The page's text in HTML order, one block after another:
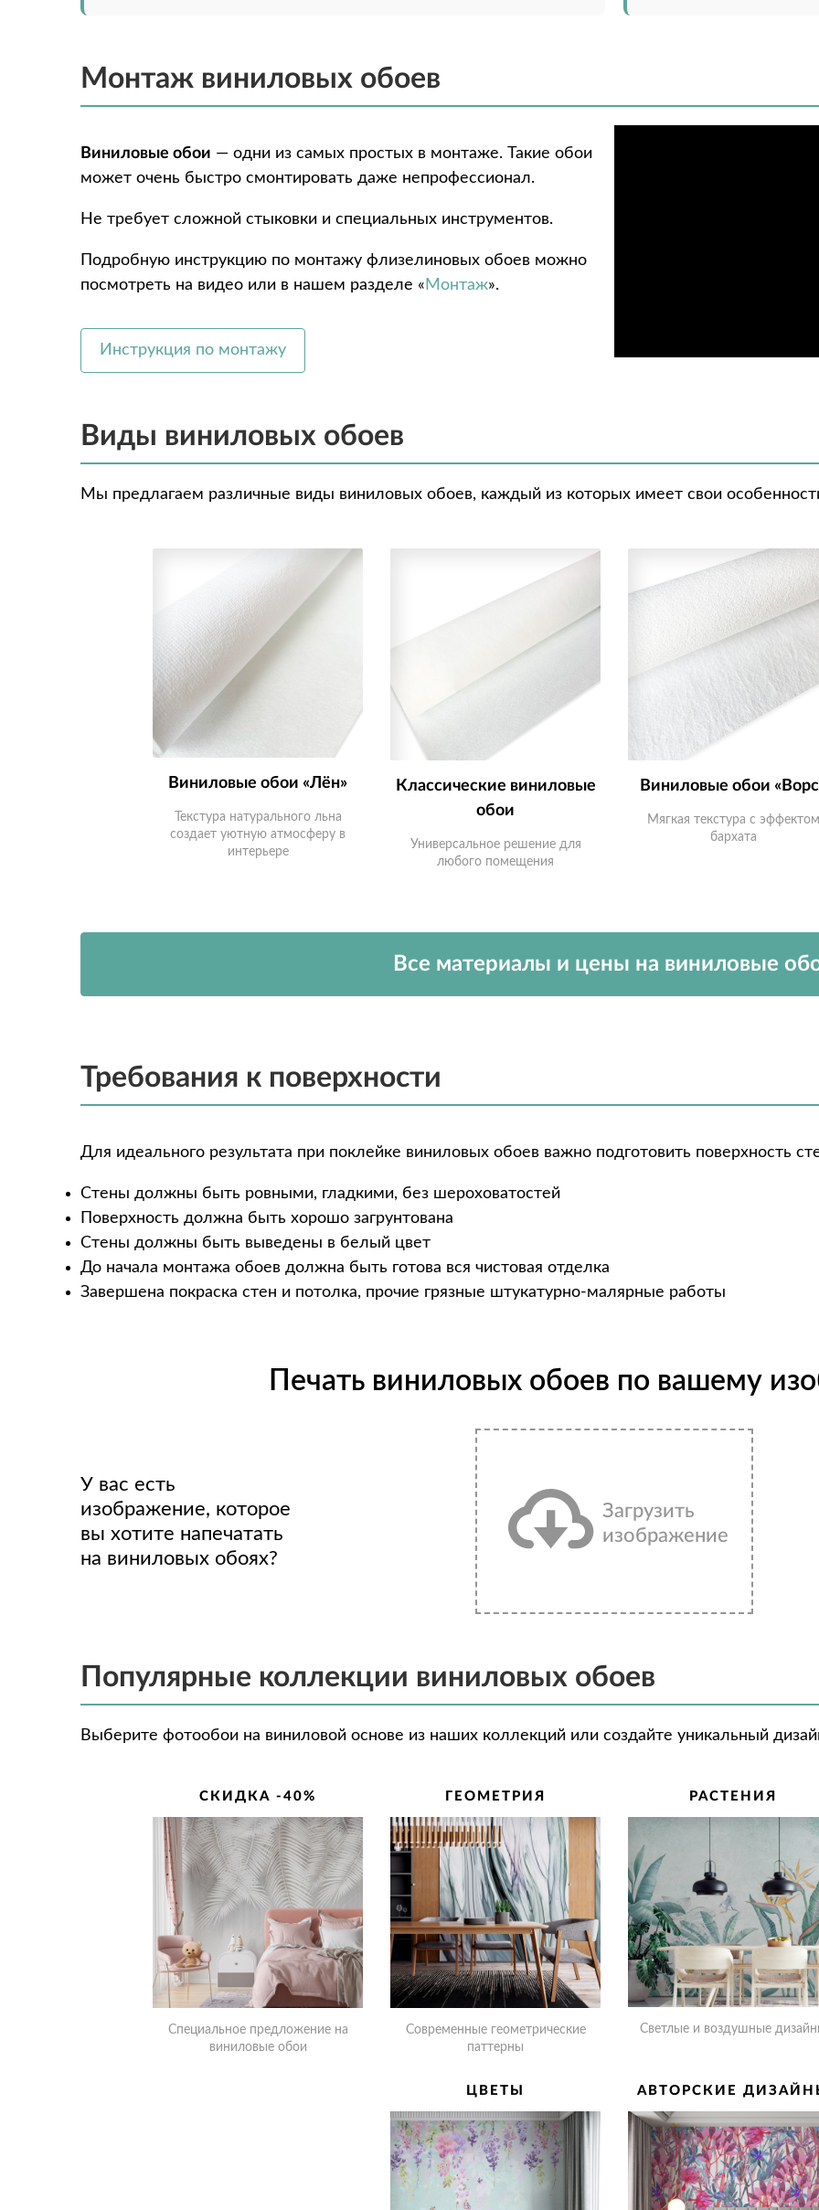
Монтаж виниловых обоев
Виниловые обои — одни из самых простых в монтаже. Такие обои
может очень быстро смонтировать даже непрофессионал.
Не требует сложной стыковки и специальных инструментов.
Подробную инструкцию по монтажу флизелиновых обоев можно
посмотреть на видео или в нашем разделе « Монтаж».
Инструкция по монтажу
Виды виниловых обоев
Мы предлагаем различные виды виниловых обоев, каждый из которых имеет свои
Виниловые обои «Лён»
Текстура натурального льна
создает уютную атмосферу в
интерьере
Классические виниловые
обои
Универсальное решение для
любого помещения
Виниловые обои
Мягкая текстура с эффектом
бархата
Все материалы и цены на виниловые
Требования к поверхности
Для идеального результата при поклейке виниловых обоев важно подготовить поверхность
Стены должны быть ровными, гладкими, без шероховатостей
Поверхность должна быть хорошо загрунтована
Стены должны быть выведены в белый цвет
До начала монтажа обоев должна быть готова вся чистовая отделка
Завершена покраска стен и потолка, прочие грязные штукатурно-малярные работы
Печать виниловых обоев по вашему
У вас есть
изображение, которое
вы хотите напечатать
на виниловых обоях?
Загрузить
изображение
Популярные коллекции виниловых обоев
Выберите фотообои на виниловой основе из наших коллекций или создайте уникальный
СКИДКА -40%
Специальное предложение на
виниловые обои
ГЕОМЕТРИЯ
Современные геометрические
паттерны
РАСТЕНИЯ
Светлые и воздушные
ЦВЕТЫ АВТОРСКИЕ